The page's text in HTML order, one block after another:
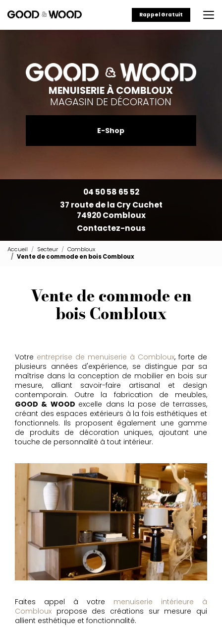
au
principal
Rappel Gratuit
MENUISERIE À COMBLOUX
MAGASIN DE DÉCORATION
E-Shop
04 50 58 65 52
37 route de la Cry Cuchet
74920 Combloux
Contactez-nous
Accueil Secteur
Combloux
Vente de commode en bois Combloux
Vente de commode en
bois Combloux
Votre entreprise de menuiserie à Combloux, forte de
plusieurs années d'expérience, se distingue par sa
maîtrise dans la conception de mobilier en bois sur
mesure, alliant savoir-faire artisanal et design
contemporain. Outre la fabrication de meubles,
GOOD & WOOD excelle dans la pose de terrasses,
créant des espaces extérieurs à la fois esthétiques et
fonctionnels. Ils proposent également une gamme
de produits de décoration uniques, ajoutant une
touche de personnalité à tout intérieur.
Faites appel à votre menuiserie intérieure à
Combloux propose des créations sur mesure qui
allient esthétique et fonctionnalité.